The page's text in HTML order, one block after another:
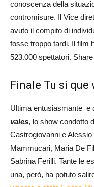
conoscenza della
contromisure. Il Vice
avuto il compito di
fosse troppo tardi. Il film
523.000 spettatori.
Finale Tu si que
Ultima entusiasmante e
vales, lo show condotto
Castrogiovanni e
Mammucari, Maria De
Sabrina Ferilli. Tante le
una, però, ha potuto